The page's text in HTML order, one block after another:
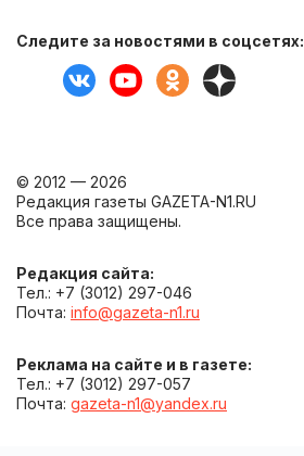
Следите за новостями в соцсетях:
© 2012 — 2026
Редакция газеты GAZETA-N1.RU
Все права защищены.
Редакция сайта:
Тел.: +7 (3012) 297-046
Почта: info@gazeta-n1.ru
Реклама на сайте и в газете:
Тел.: +7 (3012) 297-057
Почта: gazeta-n1@yandex.ru